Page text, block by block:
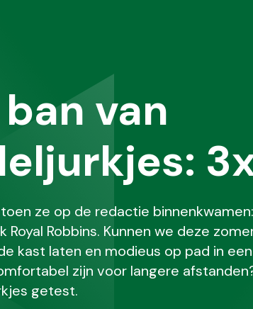
van
ze op de redactie
Robbins. Kunnen we deze
kast laten en modieus op pad in
zijn voor langere
getest.